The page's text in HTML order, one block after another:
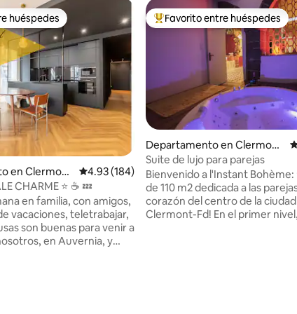
5; 239 evaluaciones
huéspedes
huéspedes
en Clermont
Calificación promedio: 4.93 de 5; 184
4.93 (184)
CHARME ⭐ ☕ 💤
en familia, con amigos,
vacaciones, teletrabajar,
son buenas para venir a
en Auvernia, y
De los mejores en Favorito
Favorito entre huéspedes
Departamento en Clermont
-Ferrand
Suite de lujo para parejas
Bienvenido a l'Instant Bohème:
de 110 m2 dedicada a las
corazón del centro de la
Clermont-Fd! En el primer